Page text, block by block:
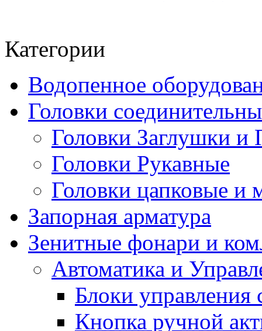
Категории
Водопенное
Головки
Головки Заглушки и
Головки Рукавные
Головки цапковые и
Запорная арматура
Зенитные фонари и
Автоматика и
Блоки
Кнопка ручной